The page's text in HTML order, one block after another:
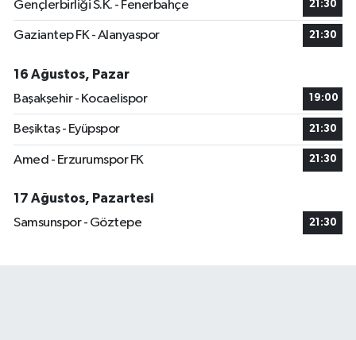
Gençlerbirliği S.K. - Fenerbahçe 21:30
Gaziantep FK - Alanyaspor 21:30
16 Ağustos, Pazar
Başakşehir - Kocaelispor
19:00
Beşiktaş - Eyüpspor 21:30
Amed - Erzurumspor FK 21:30
17 Ağustos, Pazartesi
Samsunspor - Göztepe
21:30